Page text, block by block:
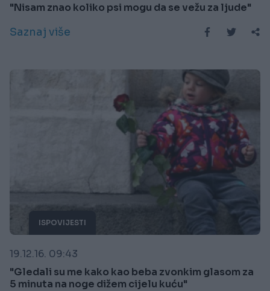
"Nisam znao koliko psi mogu da se vežu za ljude"
Saznaj više
ISPOVIJESTI
19.12.16. 09:43
"Gledali su me kako kao beba zvonkim glasom za
5 minuta na noge dižem cijelu kuću"